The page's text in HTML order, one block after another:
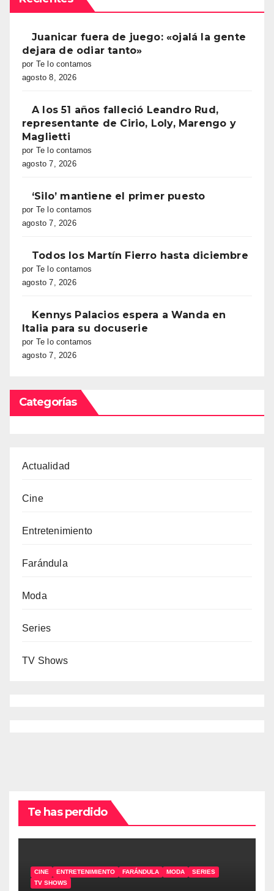
Juanicar fuera de juego: «ojalá la gente
dejara de odiar tanto»
por Te lo contamos
agosto 8, 2026
A los 51 años falleció Leandro Rud,
representante de Cirio, Loly, Marengo y
Maglietti
por Te lo contamos
agosto 7, 2026
‘Silo’ mantiene el primer puesto
por Te lo contamos
agosto 7, 2026
Todos los Martín Fierro hasta diciembre
por Te lo contamos
agosto 7, 2026
Kennys Palacios espera a Wanda en
Italia para su docuserie
por Te lo contamos
agosto 7, 2026
Categorías
Actualidad
Cine
Entretenimiento
Farándula
Moda
Series
TV Shows
Te has perdido
CINE ENTRETENIMIENTO FARÁNDULA MODA
SERIES
TV SHOWS